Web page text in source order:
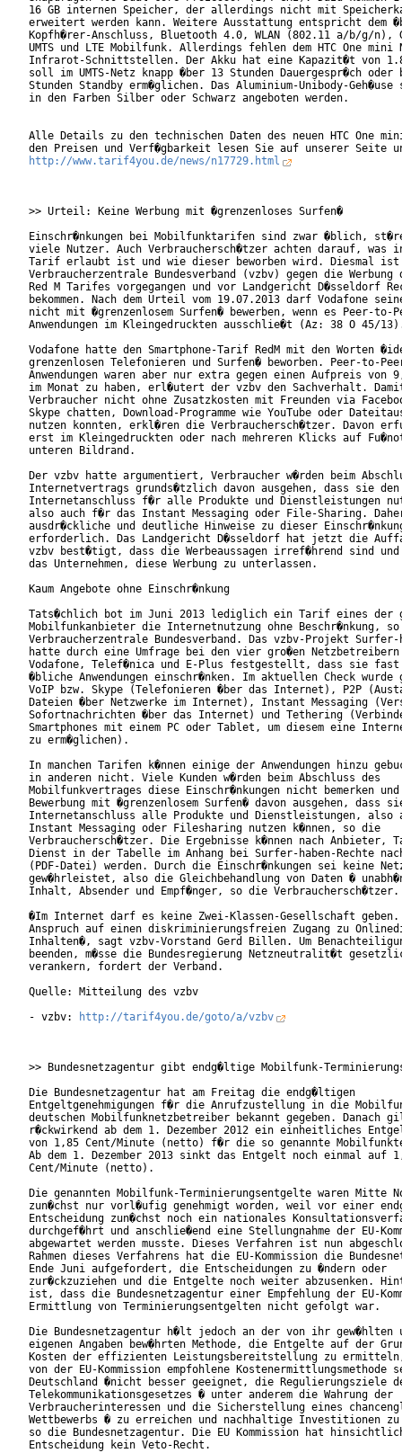
16 GB internen Speicher, der allerdings nicht mit
erweitert werden kann. Weitere Ausstattung entspricht dem
Kopfh�rer-Anschluss, Bluetooth 4.0, WLAN (802.11 a/b/g/n),
UMTS und LTE Mobilfunk. Allerdings fehlen dem HTC One mini
Infrarot-Schnittstellen. Der Akku hat eine Kapazit�t von
soll im UMTS-Netz knapp �ber 13 Stunden Dauergespr�ch
Stunden Standby erm�glichen. Das Aluminium-Unibody-
in den Farben Silber oder Schwarz angeboten werden.
Alle Details zu den technischen Daten des neuen HTC One
http://www.tarif4you.de/news/n17729.html
>> Urteil: Keine Werbung mit �grenzenloses Surfen�
Einschr�nkungen bei Mobilfunktarifen sind zwar �blich,
viele Nutzer. Auch Verbrauchersch�tzer achten darauf, was
Tarif erlaubt ist und wie dieser beworben wird. Diesmal ist
Verbraucherzentrale Bundesverband (vzbv) gegen die Werbung
Red M Tarifes vorgegangen und vor Landgericht D�sseldorf
bekommen. Nach dem Urteil vom 19.07.2013 darf Vodafone
nicht mit �grenzenlosem Surfen� bewerben, wenn es Peer-to-
Anwendungen im Kleingedruckten ausschlie�t (Az: 38 O 45/
Vodafone hatte den Smartphone-Tarif RedM mit den Worten
grenzenlosen Telefonieren und Surfen� beworben. Peer-to-
Anwendungen waren aber nur extra gegen einen Aufpreis von
im Monat zu haben, erl�utert der vzbv den Sachverhalt.
Verbraucher nicht ohne Zusatzkosten mit Freunden via
Skype chatten, Download-Programme wie YouTube oder
nutzen konnten, erkl�ren die Verbrauchersch�tzer. Davon
erst im Kleingedruckten oder nach mehreren Klicks auf
unteren Bildrand.
Der vzbv hatte argumentiert, Verbraucher w�rden beim
Internetvertrags grunds�tzlich davon ausgehen, dass sie den
Internetanschluss f�r alle Produkte und Dienstleistungen
also auch f�r das Instant Messaging oder File-Sharing.
ausdr�ckliche und deutliche Hinweise zu dieser
erforderlich. Das Landgericht D�sseldorf hat jetzt die
vzbv best�tigt, dass die Werbeaussagen irref�hrend sind
das Unternehmen, diese Werbung zu unterlassen.
Kaum Angebote ohne Einschr�nkung
Tats�chlich bot im Juni 2013 lediglich ein Tarif eines der
Mobilfunkanbieter die Internetnutzung ohne Beschr�nkung,
Verbraucherzentrale Bundesverband. Das vzbv-Projekt Surfer-
hatte durch eine Umfrage bei den vier gro�en Netzbetreibern
Vodafone, Telef�nica und E-Plus festgestellt, dass sie fast
�bliche Anwendungen einschr�nken. Im aktuellen Check wurde
VoIP bzw. Skype (Telefonieren �ber das Internet), P2P
Dateien �ber Netzwerke im Internet), Instant Messaging
Sofortnachrichten �ber das Internet) und Tethering
Smartphones mit einem PC oder Tablet, um diesem eine
zu erm�glichen).
In manchen Tarifen k�nnen einige der Anwendungen hinzu
in anderen nicht. Viele Kunden w�rden beim Abschluss des
Mobilfunkvertrages diese Einschr�nkungen nicht bemerken
Bewerbung mit �grenzenlosem Surfen� davon ausgehen, dass
Internetanschluss alle Produkte und Dienstleistungen, also
Instant Messaging oder Filesharing nutzen k�nnen, so die
Verbrauchersch�tzer. Die Ergebnisse k�nnen nach Anbieter,
Dienst in der Tabelle im Anhang bei Surfer-haben-Rechte
(PDF-Datei) werden. Durch die Einschr�nkungen sei keine
gew�hrleistet, also die Gleichbehandlung von Daten �
Inhalt, Absender und Empf�nger, so die Verbrauchersch�tzer.
�Im Internet darf es keine Zwei-Klassen-Gesellschaft
Anspruch auf einen diskriminierungsfreien Zugang zu
Inhalten�, sagt vzbv-Vorstand Gerd Billen. Um
beenden, m�sse die Bundesregierung Netzneutralit�t
verankern, fordert der Verband.
Quelle: Mitteilung des vzbv
- vzbv:
http://tarif4you.de/goto/a/vzbv
>> Bundesnetzagentur gibt endg�ltige Mobilfunk-
Die Bundesnetzagentur hat am Freitag die endg�ltigen
Entgeltgenehmigungen f�r die Anrufzustellung in die
deutschen Mobilfunknetzbetreiber bekannt gegeben. Danach
r�ckwirkend ab dem 1. Dezember 2012 ein einheitliches
von 1,85 Cent/Minute (netto) f�r die so genannte
Ab dem 1. Dezember 2013 sinkt das Entgelt noch einmal auf
Cent/Minute (netto).
Die genannten Mobilfunk-Terminierungsentgelte waren Mitte
zun�chst nur vorl�ufig genehmigt worden, weil vor einer
Entscheidung zun�chst noch ein nationales
durchgef�hrt und anschlie�end eine Stellungnahme der EU-
abgewartet werden musste. Dieses Verfahren ist nun
Rahmen dieses Verfahrens hat die EU-Kommission die
Ende Juni aufgefordert, die Entscheidungen zu �ndern oder
zur�ckzuziehen und die Entgelte noch weiter abzusenken.
ist, dass die Bundesnetzagentur einer Empfehlung der EU-
Ermittlung von Terminierungsentgelten nicht gefolgt war.
Die Bundesnetzagentur h�lt jedoch an der von ihr gew�hlten
eigenen Angaben bew�hrten Methode, die Entgelte auf der
Kosten der effizienten Leistungsbereitstellung zu
von der EU-Kommission empfohlene Kostenermittlungsmethode
Deutschland �nicht besser geeignet, die Regulierungsziele
Telekommunikationsgesetzes � unter anderem die Wahrung der
Verbraucherinteressen und die Sicherstellung eines
Wettbewerbs � zu erreichen und nachhaltige Investitionen
so die Bundesnetzagentur. Die EU Kommission hat
Entscheidung kein Veto-Recht.